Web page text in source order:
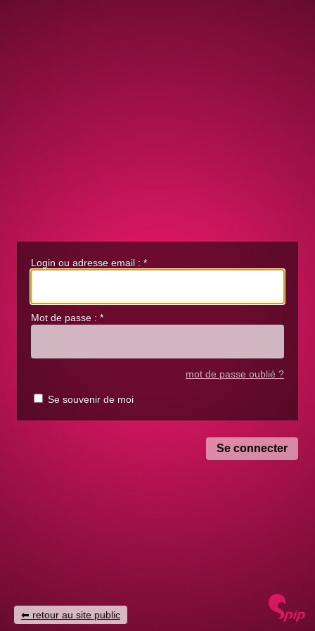
Login ou adresse email : *
Mot de passe : *
mot de passe oublié ?
Se souvenir de moi
retour au site public